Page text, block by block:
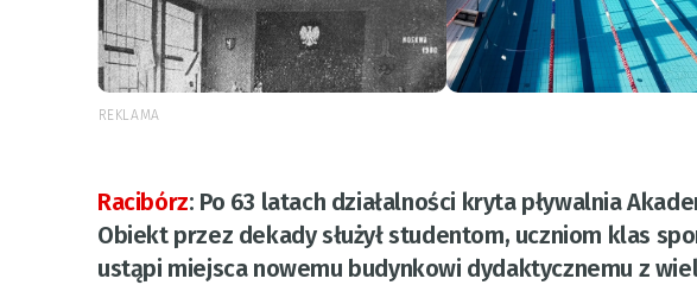
REKLAMA
Racibórz: Po 63 latach działalności kryta pływalnia
Obiekt przez dekady służył studentom, uczniom klas
ustąpi miejsca nowemu budynkowi dydaktycznemu z